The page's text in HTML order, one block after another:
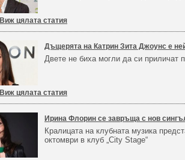
Виж цялата статия
Дъщерята на Катрин Зита Джоунс е
Двете не биха могли да си приличат
Виж цялата статия
Ирина Флорин се завръща с нов
Кралицата на клубната музика
октомври в клуб „City Stage“